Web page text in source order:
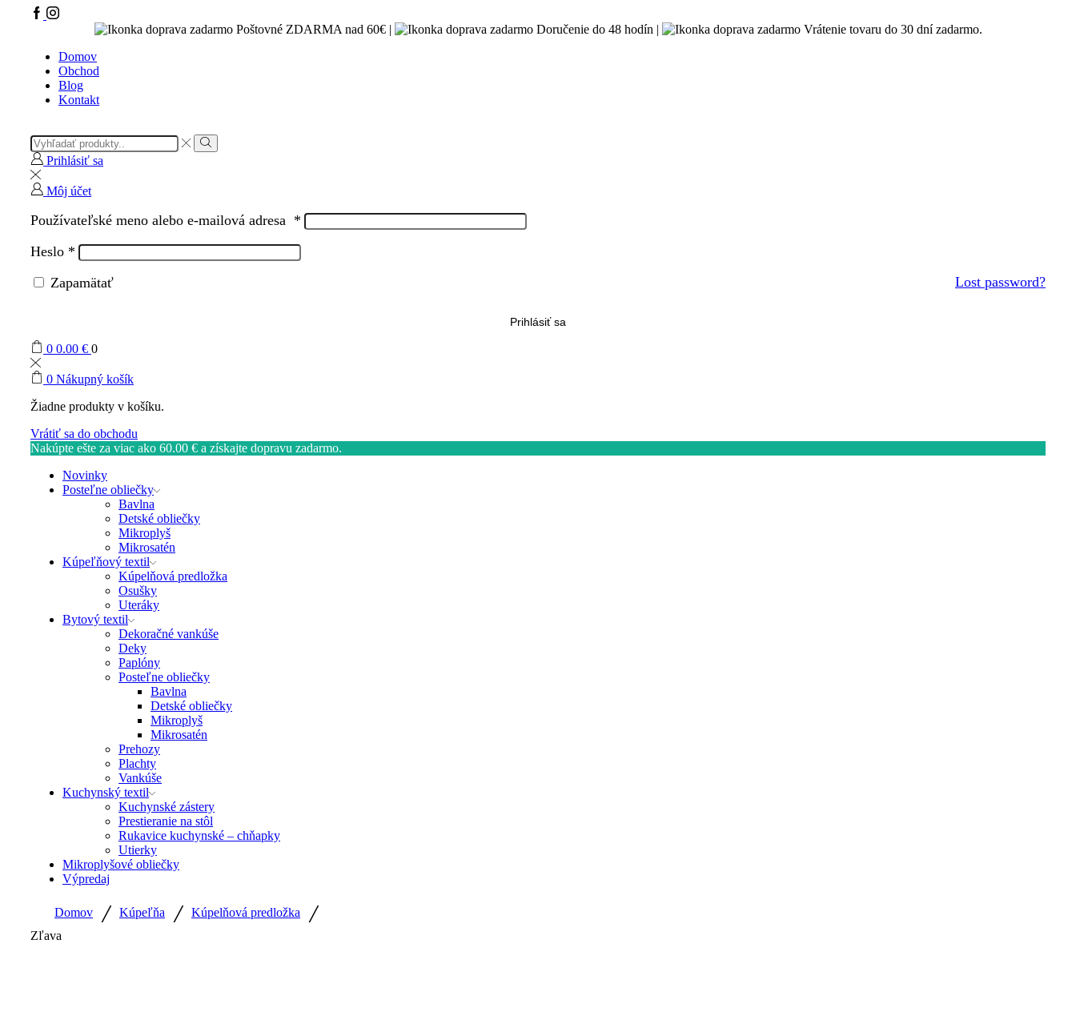
Facebook
IG
Poštovné ZDARMA nad 60€ |
Doručenie do 48 hodín |
Vrátenie tovaru do 30 dní zadarmo.
Domov
Obchod
Blog
Kontakt
Search
input
Vyhľadávanie
Prihlásiť sa
Môj účet
Používateľské meno alebo e-mailová adresa *
Heslo *
Lost password?
Zapamätať
Prihlásiť sa
0 0.00 € 0
0 Nákupný košík
Žiadne produkty v košíku.
Vrátiť sa do obchodu
Nakúpte ešte za viac ako 60.00 € a získajte dopravu zadarmo.
Novinky
Posteľne obliečky
Bavlna
Detské obliečky
Mikroplyš
Mikrosatén
Kúpeľňový textil
Kúpelňová predložka
Osušky
Uteráky
Bytový textil
Dekoračné vankúše
Deky
Paplóny
Posteľne obliečky
Bavlna
Detské obliečky
Mikroplyš
Mikrosatén
Prehozy
Plachty
Vankúše
Kuchynský textil
Kuchynské zástery
Prestieranie na stôl
Rukavice kuchynské – chňapky
Utierky
Mikroplyšové obliečky
Výpredaj
Domov / Kúpeľňa / Kúpelňová predložka /
Zľava